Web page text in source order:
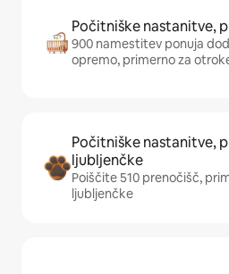
Počitniške nastanitve,
900 namestitev ponuja
opremo, primerno za
Počitniške nastanitve,
ljubljenčke
Poiščite 510 prenočišč,
ljubljenčke